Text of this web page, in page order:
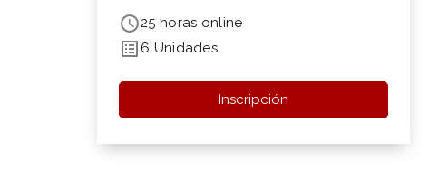
25 horas online
6 Unidades
Inscripción